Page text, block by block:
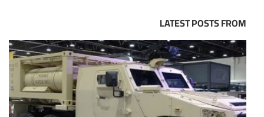
LATEST POSTS FROM